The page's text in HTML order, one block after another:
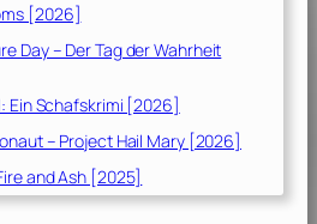
[2026]
Day – Der Tag der Wahrheit
Ein Schafskrimi [2026]
– Project Hail Mary [2026]
and Ash [2025]